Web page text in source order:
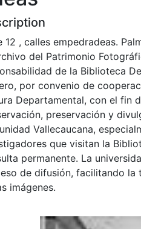
12 , calles empedradeas.
del Patrimonio
de la Biblioteca
por convenio de
Departamental, con el fin
preservación y
Vallecaucana,
que visitan la
permanente. La
de difusión, facilitando la
imágenes.